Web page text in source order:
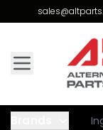
Skip to Content